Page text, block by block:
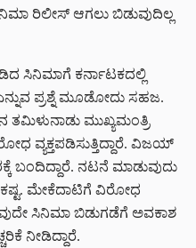
ರಿಲೀಸ್ ಆಗಲು ಬಿಡುವುದಿಲ್ಲ
ಸಿನಿಮಾಗೆ ಕರ್ನಾಟಕದಲ್ಲಿ
ಪ್ರಶ್ನೆ ಮೂಡೋದು ಸಹಜ.
ತಮಿಳುನಾಡು ಮುಖ್ಯಮಂತ್ರಿ
ವ್ಯಕ್ತಪಡಿಸುತ್ತಿದ್ದಾರೆ. ವಿಜಯ್
ಬಂದಿದ್ದಾರೆ. ನಟನೆ ಮಾಡುವುದು
ಮೇಕೆದಾಟಿಗೆ ವಿರೋಧ
ಸಿನಿಮಾ ಬಿಡುಗಡೆಗೆ ಅವಕಾಶ
ನೀಡಿದ್ದಾರೆ.